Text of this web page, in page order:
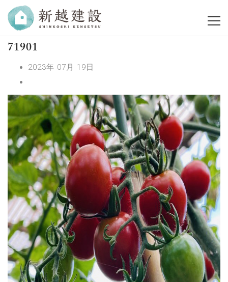
71901
2023年 07月 19日